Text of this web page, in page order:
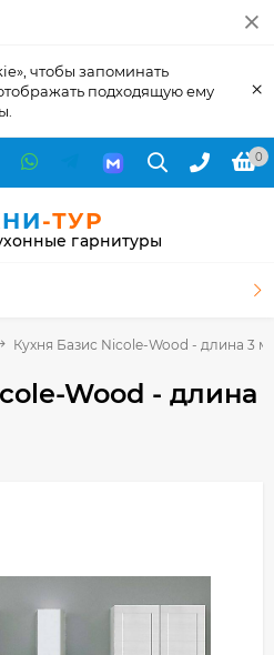
чтобы запоминать
подходящую ему
×
0
-ТУР
гарнитуры
Кухня Базис Nicole-Wood - длина 3 м
Wood - длина